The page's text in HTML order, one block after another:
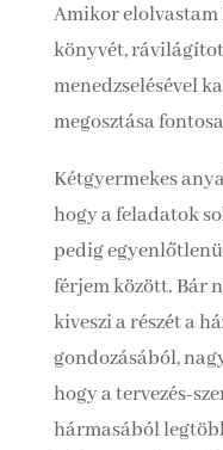
Amikor elolvastam
könyvét,
menedzselésével
megosztása
Kétgyermekes
hogy a feladatok
pedig
férjem között. Bár
kiveszi a részét a
gondozásából,
hogy a tervezés-
hármasából